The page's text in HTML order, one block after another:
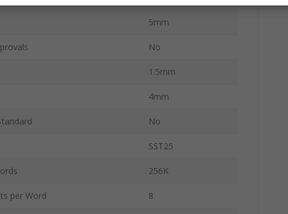
5mm
No
1.5mm
4mm
No
SST25
256K
per Word 8